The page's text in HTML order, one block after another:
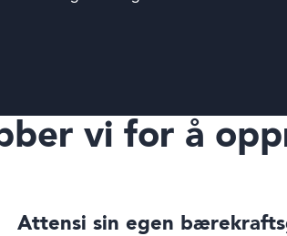
vi for å
Attensi sin egen